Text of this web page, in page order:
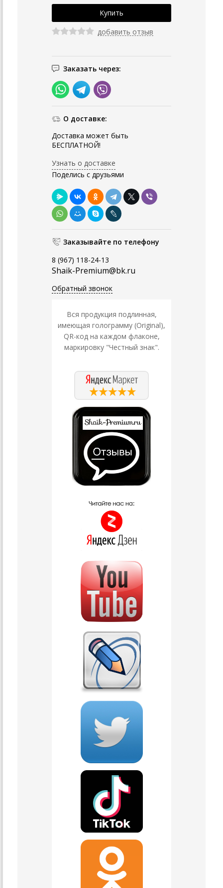
добавить отзыв
Заказать через:
О доставке:
Доставка может быть
БЕСПЛАТНОЙ!
Узнать о доставке
Поделись с друзьями
Заказывайте по телефону
8 (967) 118-24-13
Shaik-Premium@bk.ru
Обратный звонок
Вся продукция подлинная,
имеющая голограмму (Original),
QR-код на каждом флаконе,
маркировку "Честный знак".